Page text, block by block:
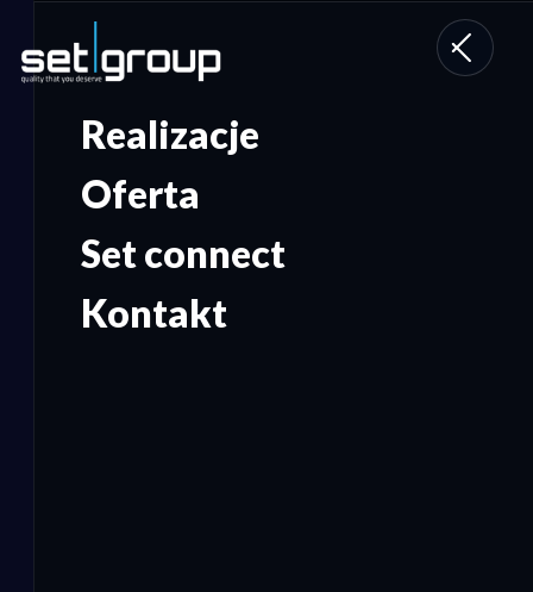
Realizacje
Oferta
Set connect
Kontakt
Toggle